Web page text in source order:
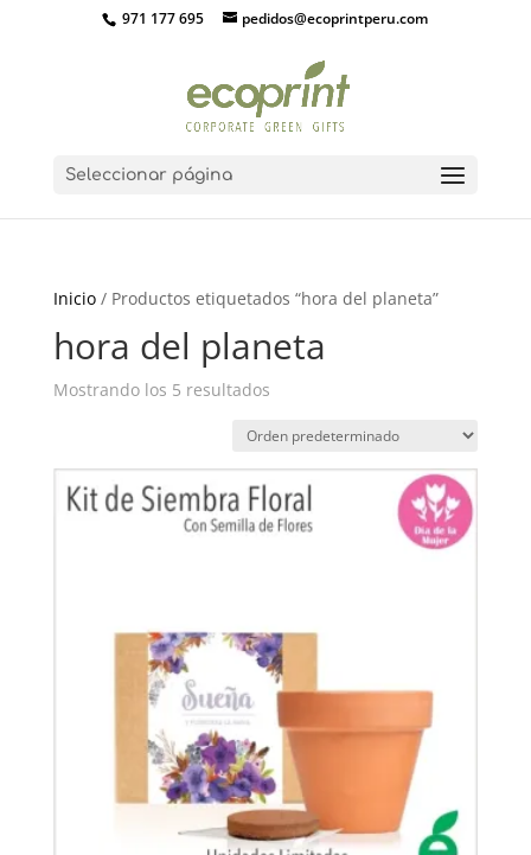
971 177 695 pedidos@ecoprintperu.com
Seleccionar página
Inicio/ Productos etiquetados “hora del planeta”
hora del planeta
Mostrando los 5 resultados